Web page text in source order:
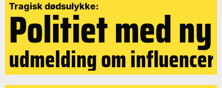
Tragisk dødsulykke:
Politiet med ny
udmelding om influencer